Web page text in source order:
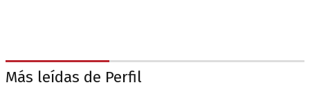
Más leídas de Perfil